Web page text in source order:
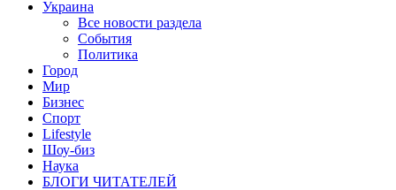
Украина
Все новости раздела
События
Политика
Город
Мир
Бизнес
Спорт
Lifestyle
Шоу-биз
Наука
БЛОГИ ЧИТАТЕЛЕЙ